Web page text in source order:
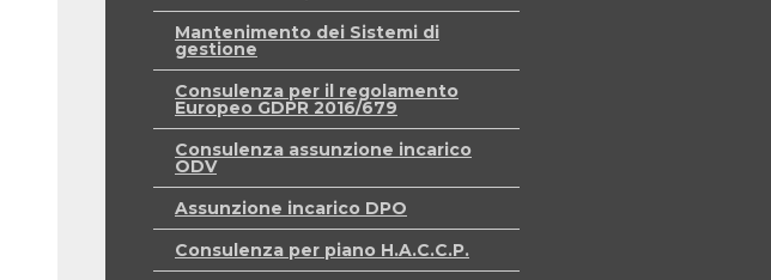
Mantenimento dei Sistemi di
gestione
Consulenza per il regolamento
Europeo GDPR 2016/679
Consulenza assunzione incarico
ODV
Assunzione incarico DPO
Consulenza per piano H.A.C.C.P.